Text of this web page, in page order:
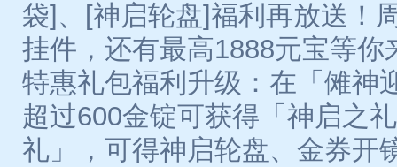
袋]、[神启轮盘]福利再放送！
挂件，还有最高1888元宝等你
特惠礼包福利升级：在「傩神
超过600金锭可获得「神启之
礼」，可得神启轮盘、金券开